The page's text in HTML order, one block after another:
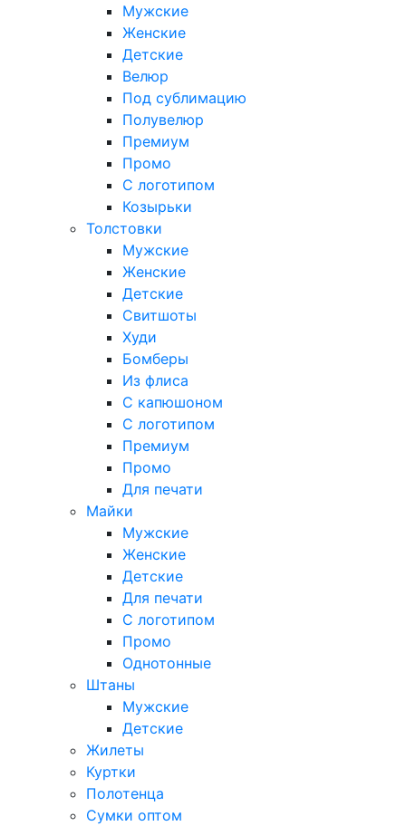
Мужские
Женские
Детские
Велюр
Под сублимацию
Полувелюр
Премиум
Промо
С логотипом
Козырьки
Толстовки
Мужские
Женские
Детские
Свитшоты
Худи
Бомберы
Из флиса
С капюшоном
С логотипом
Премиум
Промо
Для печати
Майки
Мужские
Женские
Детские
Для печати
С логотипом
Промо
Однотонные
Штаны
Мужские
Детские
Жилеты
Куртки
Полотенца
Сумки оптом